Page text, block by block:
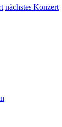
nächstes Konzert